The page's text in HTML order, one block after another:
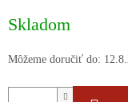
cena:
Skladom
Môžeme doručiť do: